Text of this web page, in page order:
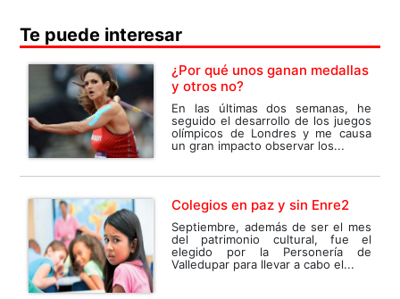
Te puede interesar
¿Por qué unos ganan medallas
y otros no?
En las últimas dos semanas, he
seguido el desarrollo de los juegos
olímpicos de Londres y me causa
un gran impacto observar los...
Colegios en paz y sin Enre2
Septiembre, además de ser el mes
del patrimonio cultural, fue el
elegido por la Personería de
Valledupar para llevar a cabo el...